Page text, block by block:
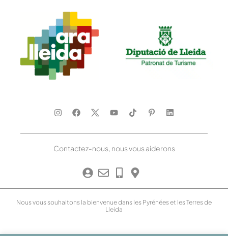
Contactez-nous, nous vous aiderons
Nous vous souhaitons la bienvenue dans les Pyrénées et les Terres de
Lleida